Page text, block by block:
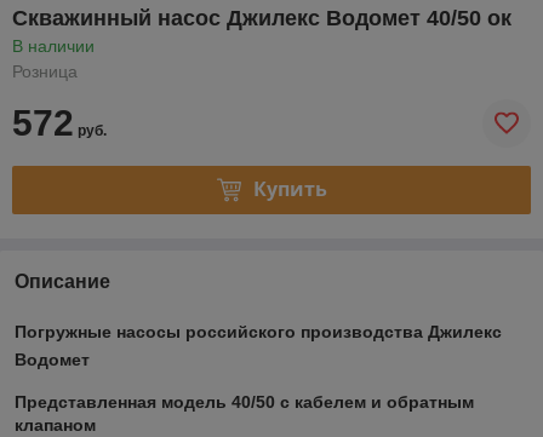
Скважинный насос Джилекс Водомет 40/50 ок
В наличии
Розница
572 руб.
Купить
Описание
Погружные насосы российского производства Джилекс
Водомет
Представленная модель 40/50 с кабелем и обратным
клапаном